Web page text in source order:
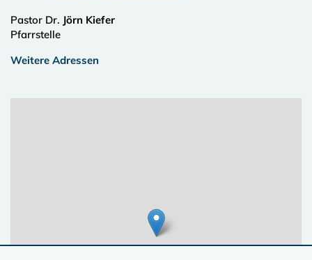
Pastor Dr. Jörn Kiefer
Pfarrstelle
Weitere Adressen